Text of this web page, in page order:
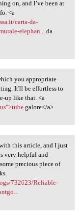
on, and I’ve been at
<a
carta-da-
elephan...da
which
you appropriate
It'll be effortless to
up like that. <a
galore</a>
this article, and I just
very helpful and
precious piece of
732623/Reliable-